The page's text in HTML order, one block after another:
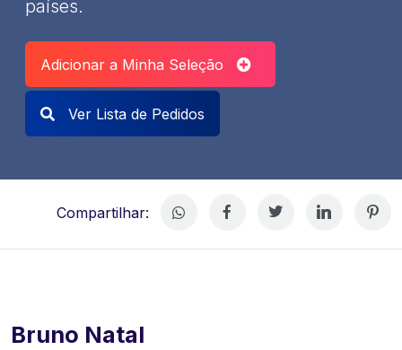
países.
Adicionar a Minha Seleção
Ver Lista de Pedidos
Compartilhar:
Bruno Natal